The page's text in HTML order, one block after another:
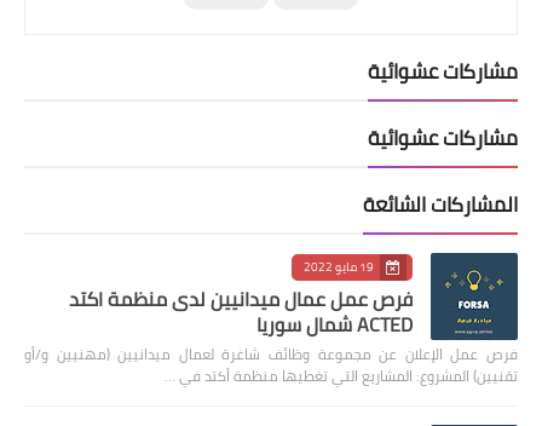
مشاركات عشوائية
مشاركات عشوائية
المشاركات الشائعة
19 مايو 2022
فرص عمل عمال ميدانيين لدى منظمة اكتد
ACTED شمال سوريا
فرص عمل الإعلان عن مجموعة وظائف شاغرة لعمال ميدانيين (مهنيين و/أو
تقنيين) المشروع: المشاريع التي تغطيها منظمة أكتد في …